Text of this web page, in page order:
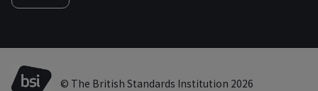
© The British Standards Institution 2026